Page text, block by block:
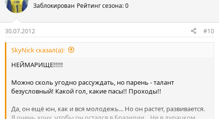
Заблокирован Рейтинг сезона: 0
30.07.2012 #10
SkyNick сказал(а):
НЕЙМАРИЩЕ!!!!!
Можно сколь угодно рассуждать, но парень - талант
безусловный! Какой гол, какие пасы!! Проходы!!
Да, он ещё юн, как и вся молодежь... Но он растет, развивается.